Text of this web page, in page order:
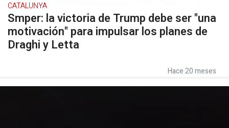
CATALUNYA
Smper: la victoria de Trump debe ser "una
motivación" para impulsar los planes de
Draghi y Letta
Hace 20 meses